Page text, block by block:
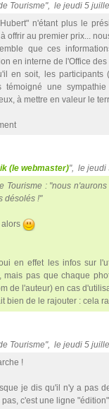
Tourisme", le jeudi 5
n'étant plus le
offrir au premier prix...
que ces
en interne de l'Office
en soit, les participants
témoigné une
à mettre en valeur le
(le webmaster)", le jeudi
Tourisme : "nous
désolés !"
alors
en effet les infos sur
mais pas que chaque
de l'auteur) en cas
bien de le rajouter : cela
Tourisme", le jeudi 5
!
je dis qu'il n'y a pas
c'est une ligne